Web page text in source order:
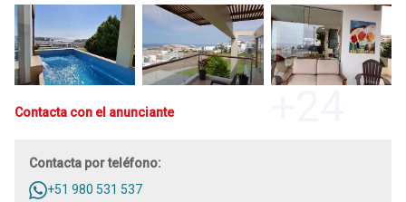
camarones altos de 1plz. cada uno (4 personas); Dormitorio "3": 1
cama matrimonial mas 2 camarotes altos de 1 plaza cada uno (4
personas); Dormitorio "4": 1 cama camarote (2 personas);
Dormitorio "5": 2 camas de 1 plaza mas 2 camarotes altos (4
personas); Sótano: Hall; sala de T.V. con ½ baño; 1 dormitorio con 2
camas de 1 plaza cada una (2 personas); lavandería. Todas las
~~~~~~~~~~TEMPORADA ALTA~~~ (DEL 15/12/2026 AL
28/03/2027). ALQUILO POR: TODO EL AÑO (del 4 de enero al 14
Contacta con el anunciante
Contacta por teléfono:
+51 980 531 537